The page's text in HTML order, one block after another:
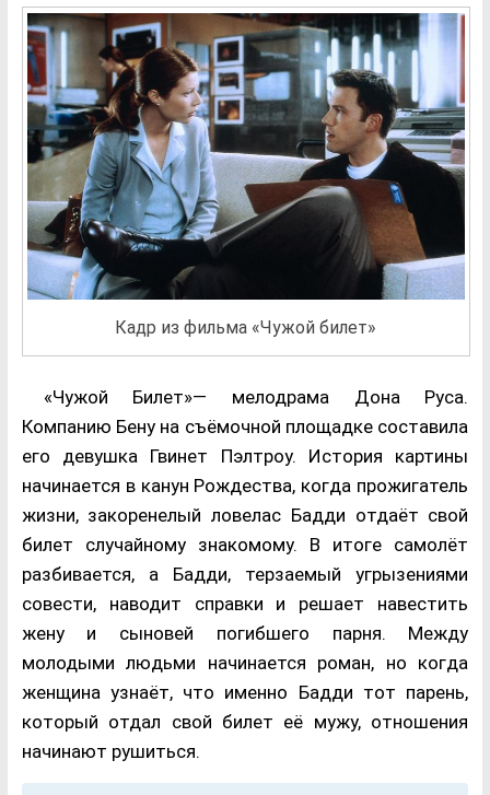
Кадр из фильма «Чужой билет»
«Чужой Билет»— мелодрама Дона Руса.
Компанию Бену на съёмочной площадке составила
его девушка Гвинет Пэлтроу. История картины
начинается в канун Рождества, когда прожигатель
жизни, закоренелый ловелас Бадди отдаёт свой
билет случайному знакомому. В итоге самолёт
разбивается, а Бадди, терзаемый угрызениями
совести, наводит справки и решает навестить
жену и сыновей погибшего парня. Между
молодыми людьми начинается роман, но когда
женщина узнаёт, что именно Бадди тот парень,
который отдал свой билет её мужу, отношения
начинают рушиться.